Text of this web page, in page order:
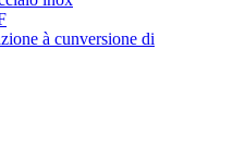
à cunversione di